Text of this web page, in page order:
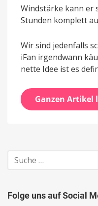
Windstärke kann er
Stunden komplett
Wir sind jedenfalls
iFan irgendwann
nette Idee ist es
Ganzen Artikel
Suche
nach:
Folge uns auf Social